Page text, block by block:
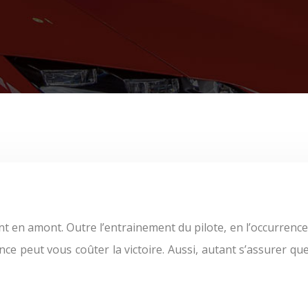
amont. Outre l’entrainement du pilote, en
peut vous coûter la victoire. Aussi, autant s’assurer